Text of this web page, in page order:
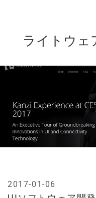
ライトウェ
2017-01-06